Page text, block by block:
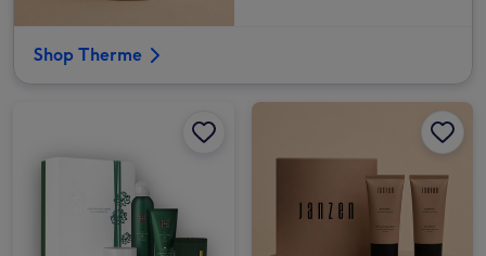
Shop Therme
Rituals | Jing M Set afbeelding 2